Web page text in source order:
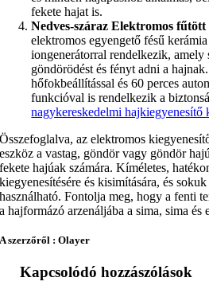
fekete hajat is.
Nedves-száraz Elektromos fűtött
elektromos egyengető fésű
iongenerátorral rendelkezik, amely
göndörödést és fényt adni a
hőfokbeállítással és 60 perces
funkcióval is rendelkezik a
nagykereskedelmi hajkiegyenesítő
Összefoglalva, az elektromos
eszköz a vastag, göndör vagy göndör
fekete hajúak számára. Kíméletes,
kiegyenesítésére és kisimítására, és
használható. Fontolja meg, hogy a fenti
a hajformázó arzenáljába a sima, sima és
A szerzőről : Olayer
Kapcsolódó hozzászólások